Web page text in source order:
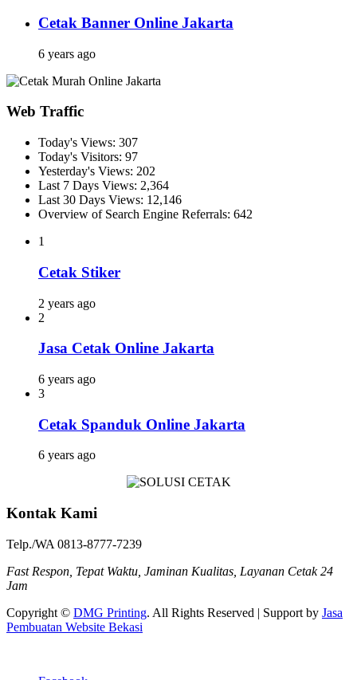
Cetak Banner Online Jakarta
6 years ago
Web Traffic
Today's Views: 307
Today's Visitors: 97
Yesterday's Views: 202
Last 7 Days Views: 2,364
Last 30 Days Views: 12,146
Overview of Search Engine Referrals: 642
1
Cetak Stiker
2 years ago
2
Jasa Cetak Online Jakarta
6 years ago
3
Cetak Spanduk Online Jakarta
6 years ago
Kontak Kami
Telp./WA 0813-8777-7239
Fast Respon, Tepat Waktu, Jaminan Kualitas, Layanan Cetak 24
Jam
Copyright © DMG Printing. All Rights Reserved | Support by Jasa
Pembuatan Website Bekasi